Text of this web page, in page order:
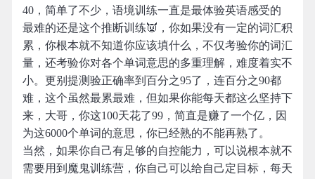
40，简单了不少，语境训练一直是最体验英语感受的
最难的还是这个推断训练👿，你如果没有一定的词汇积
累，你根本就不知道你应该填什么，不仅考验你的词汇
量，还考验你对各个单词意思的多重理解，难度着实不
小。更别提测验正确率到百分之95了，连百分之90都
难，这个虽然最累最难，但如果你能每天都这么坚持下
来，大哥，你这100天花了99，简直是赚了一个亿，因
为这6000个单词的意思，你已经熟的不能再熟了。
当然，如果你自己有足够的自控能力，可以说根本就不
需要用到魔鬼训练营，你自己可以给自己定目标，每天